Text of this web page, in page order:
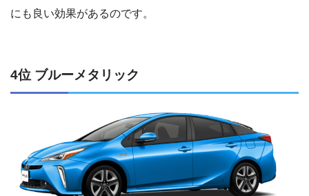
にも良い効果があるのです。
4位 ブルーメタリック